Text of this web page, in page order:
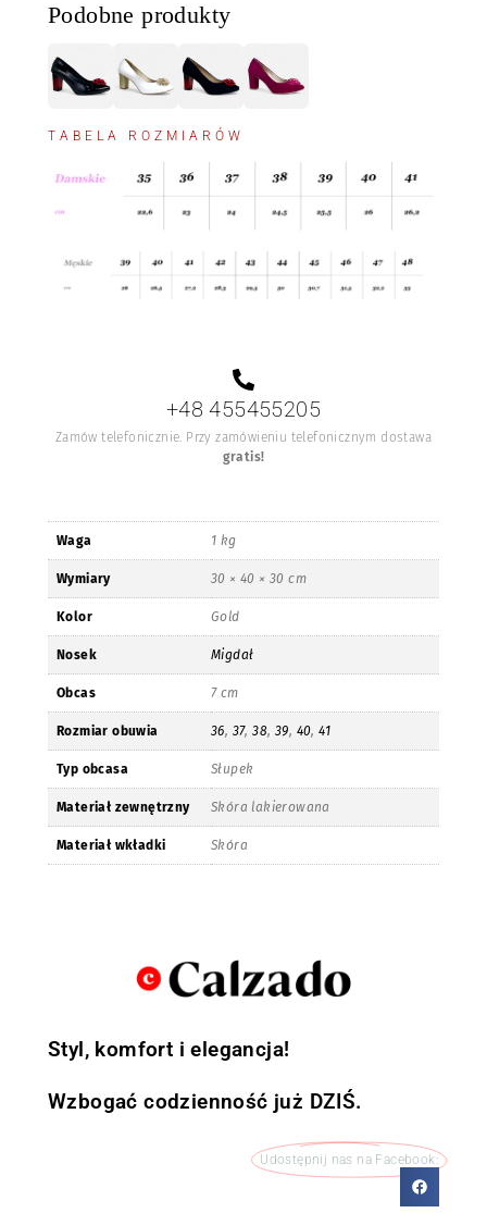
Podobne produkty
TABELA ROZMIARÓW
+48 455455205
Zamów telefonicznie. Przy zamówieniu telefonicznym dostawa
gratis!
Waga 1 kg
Wymiary 30 × 40 × 30 cm
Kolor Gold
Nosek Migdał
Obcas 7 cm
Rozmiar obuwia 36, 37,38, 39, 40,41
Typ obcasa Słupek
Materiał zewnętrzny Skóra lakierowana
Materiał wkładki Skóra
Styl, komfort i elegancja!
Wzbogać codzienność już DZIŚ.
Udostępnij nas na Facebook: